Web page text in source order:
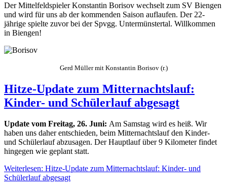
Der Mittelfeldspieler Konstantin Borisov wechselt zum SV Biengen
und wird für uns ab der kommenden Saison auflaufen. Der 22-
jährige spielte zuvor bei der Spvgg. Untermünstertal. Willkommen
in Biengen!
Gerd Müller mit Konstantin Borisov (r.)
Hitze-Update zum Mitternachtslauf:
Kinder- und Schülerlauf abgesagt
Update vom Freitag, 26. Juni: Am Samstag wird es heiß. Wir
haben uns daher entschieden, beim Mitternachtslauf den Kinder-
und Schülerlauf abzusagen. Der Hauptlauf über 9 Kilometer findet
hingegen wie geplant statt.
Weiterlesen: Hitze-Update zum Mitternachtslauf: Kinder- und
Schülerlauf abgesagt